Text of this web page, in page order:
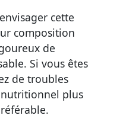
cette
composition
de
Si vous êtes
de troubles
plus